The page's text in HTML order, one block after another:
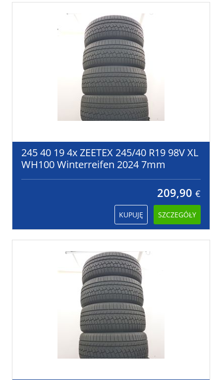
245 40 19 4x ZEETEX 245/40 R19 98V XL
WH100 Winterreifen 2024 7mm
209,90 €
KUPUJĘ SZCZEGÓŁY